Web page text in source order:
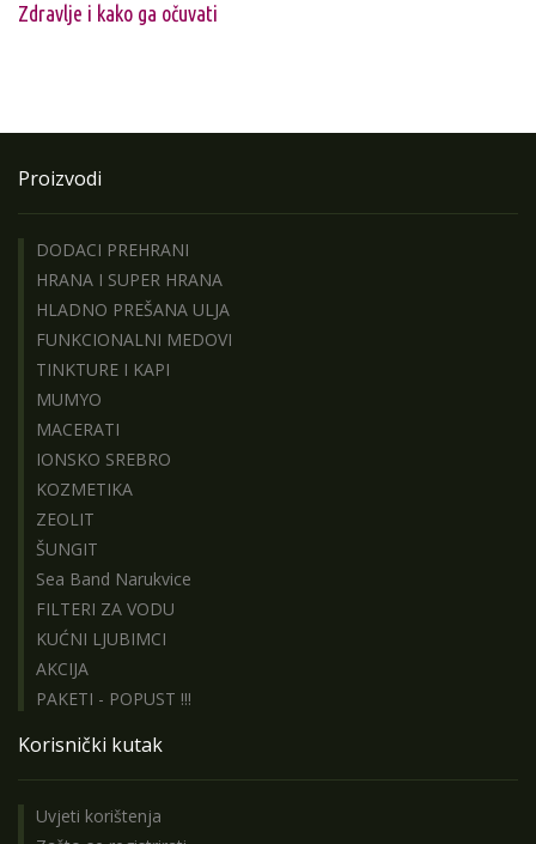
Zdravlje i kako ga očuvati
Proizvodi
DODACI PREHRANI
HRANA I SUPER HRANA
HLADNO PREŠANA ULJA
FUNKCIONALNI MEDOVI
TINKTURE I KAPI
MUMYO
MACERATI
IONSKO SREBRO
KOZMETIKA
ZEOLIT
ŠUNGIT
Sea Band Narukvice
FILTERI ZA VODU
KUĆNI LJUBIMCI
AKCIJA
PAKETI - POPUST !!!
Korisnički kutak
Uvjeti korištenja